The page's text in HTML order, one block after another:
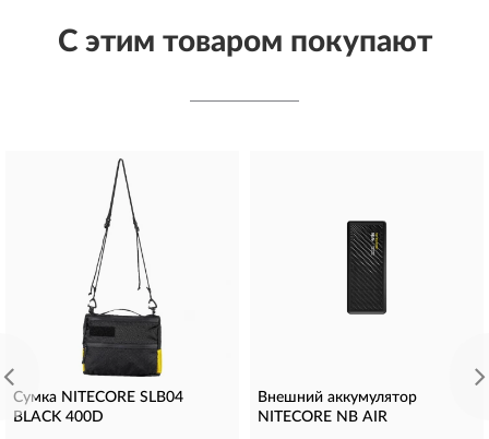
С этим товаром покупают
Сумка NITECORE SLB04
BLACK 400D
Внешний аккумулятор
NITECORE NB AIR